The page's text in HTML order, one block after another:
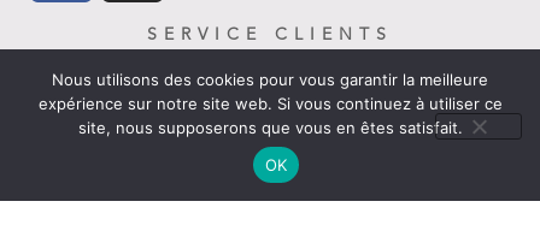
SERVICE CLIENTS
Livraison
Nous contacter
Nous utilisons des cookies pour vous garantir la meilleure
expérience sur notre site web. Si vous continuez à utiliser ce
site, nous supposerons que vous en êtes satisfait.
OK